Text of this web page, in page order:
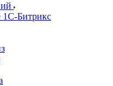
1С-Битрикс